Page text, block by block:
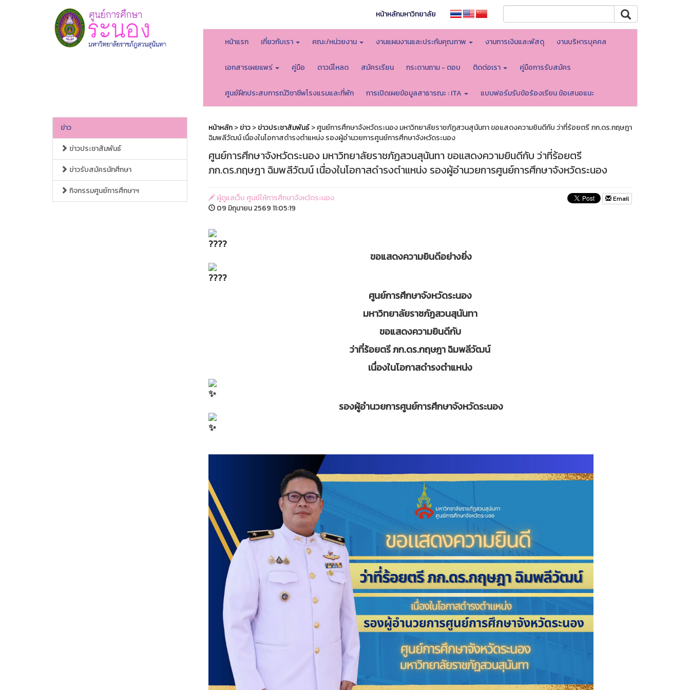
หน้าหลักมหาวิทยาลัย
หน้าแรก เกี่ยวกับเรา คณะ/หน่วยงาน งานแผนงานและประกันคุณภาพ งานการเงินและพัสดุ งานบริหารบุคคล
เอกสารเผยแพร่ คู่มือ ดาวน์โหลด สมัครเรียน กระดานถาม - ตอบ ติดต่อเรา คู่มือการรับสมัคร
ศูนย์ฝึกประสบการณ์วิชาชีพโรงแรมและที่พัก การเปิดเผยข้อมูลสาธารณะ : ITA แบบฟอร์มรับข้อร้องเรียน ข้อเสนอแนะ
ข่าว
ข่าวประชาสัมพันธ์
ข่าวรับสมัครนักศึกษา
กิจกรรมศูนย์การศึกษาฯ
หน้าหลัก>ข่าว>ข่าวประชาสัมพันธ์> ศูนย์การศึกษาจังหวัดระนอง มหาวิทยาลัยราชภัฏสวนสุนันทา ขอแสดงความยินดีกับ ว่าที่ร้อยตรี ภก.ดร.กฤษฎา
ฉิมพลีวัฒน์ เนื่องในโอกาสดำรงตำแหน่ง รองผู้อำนวยการศูนย์การศึกษาจังหวัดระนอง
ศูนย์การศึกษาจังหวัดระนอง มหาวิทยาลัยราชภัฏสวนสุนันทา ขอแสดงความยินดีกับ ว่าที่ร้อยตรี
ภก.ดร.กฤษฎา ฉิมพลีวัฒน์ เนื่องในโอกาสดำรงตำแหน่ง รองผู้อำนวยการศูนย์การศึกษาจังหวัดระนอง
ผู้ดูแลเว็บ ศูนย์ให้การศึกษาจังหวัดระนอง
09 มิถุนายน 2569 11:05:19
Email
ขอแสดงความยินดีอย่างยิ่ง
ศูนย์การศึกษาจังหวัดระนอง
มหาวิทยาลัยราชภัฏสวนสุนันทา
ขอแสดงความยินดีกับ
ว่าที่ร้อยตรี ภก.ดร.กฤษฎา ฉิมพลีวัฒน์
เนื่องในโอกาสดำรงตำแหน่ง
รองผู้อำนวยการศูนย์การศึกษาจังหวัดระนอง